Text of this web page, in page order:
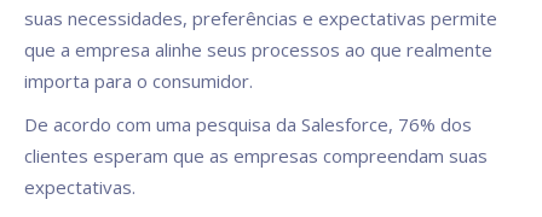
suas necessidades, preferências e expectativas permite
que a empresa alinhe seus processos ao que realmente
importa para o consumidor.
De acordo com uma pesquisa da Salesforce, 76% dos
clientes esperam que as empresas compreendam suas
expectativas.